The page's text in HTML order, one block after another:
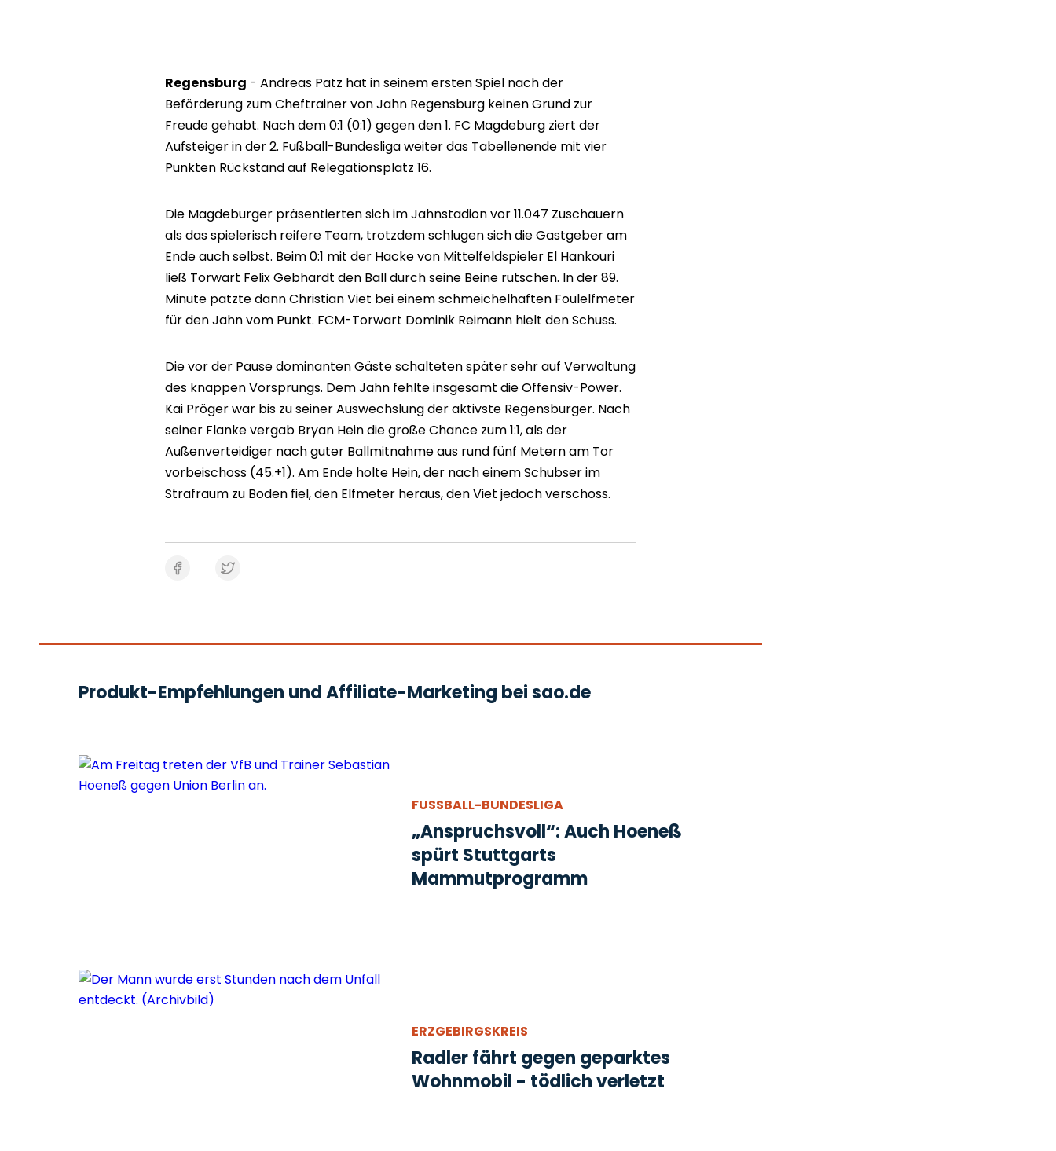
Regensburg - Andreas Patz hat in seinem ersten Spiel nach der
Beförderung zum Cheftrainer von Jahn Regensburg keinen Grund zur
Freude gehabt. Nach dem 0:1 (0:1) gegen den 1. FC Magdeburg ziert der
Aufsteiger in der 2. Fußball-Bundesliga weiter das Tabellenende mit vier
Punkten Rückstand auf Relegationsplatz 16.
Die Magdeburger präsentierten sich im Jahnstadion vor 11.047 Zuschauern
als das spielerisch reifere Team, trotzdem schlugen sich die Gastgeber am
Ende auch selbst. Beim 0:1 mit der Hacke von Mittelfeldspieler El Hankouri
ließ Torwart Felix Gebhardt den Ball durch seine Beine rutschen. In der 89.
Minute patzte dann Christian Viet bei einem schmeichelhaften Foulelfmeter
für den Jahn vom Punkt. FCM-Torwart Dominik Reimann hielt den Schuss.
Die vor der Pause dominanten Gäste schalteten später sehr auf Verwaltung
des knappen Vorsprungs. Dem Jahn fehlte insgesamt die Offensiv-Power.
Kai Pröger war bis zu seiner Auswechslung der aktivste Regensburger. Nach
seiner Flanke vergab Bryan Hein die große Chance zum 1:1, als der
Außenverteidiger nach guter Ballmitnahme aus rund fünf Metern am Tor
vorbeischoss (45.+1). Am Ende holte Hein, der nach einem Schubser im
Strafraum zu Boden fiel, den Elfmeter heraus, den Viet jedoch verschoss.
Produkt-Empfehlungen und Affiliate-Marketing bei sao.de
FUSSBALL-BUNDESLIGA
„Anspruchsvoll“: Auch Hoeneß
spürt Stuttgarts
Mammutprogramm
ERZGEBIRGSKREIS
Radler fährt gegen geparktes
Wohnmobil - tödlich verletzt